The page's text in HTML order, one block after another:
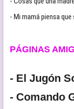
- Mi mamá piensa
PÁGINAS
- El Jugón
- Comando